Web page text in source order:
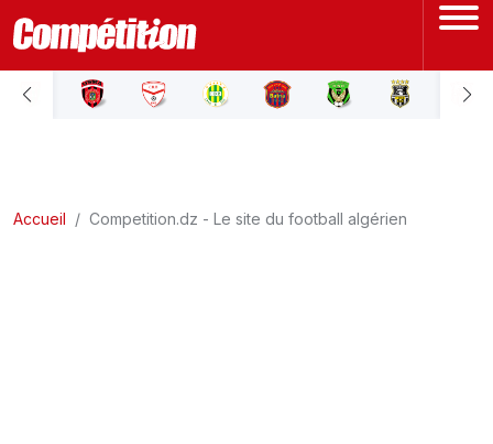
ACCUEIL
LIGUE 2
Accueil Competition.dz - Le site du football algérien